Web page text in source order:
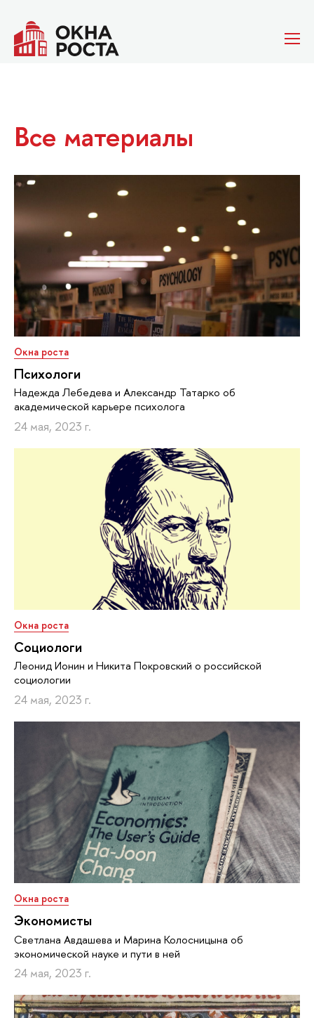
Все материалы
Окна роста
Психологи
Надежда Лебедева и Александр Татарко об
академической карьере психолога
24 мая, 2023 г.
Окна роста
Социологи
Леонид Ионин и Никита Покровский о российской
социологии
24 мая, 2023 г.
Окна роста
Экономисты
Светлана Авдашева и Марина Колосницына об
экономической науке и пути в ней
24 мая, 2023 г.